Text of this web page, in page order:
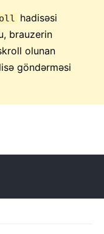
hadisəsi
brauzerin
olunan
göndərməsi